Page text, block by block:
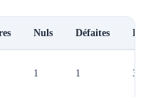
Nuls Défaites
1 1